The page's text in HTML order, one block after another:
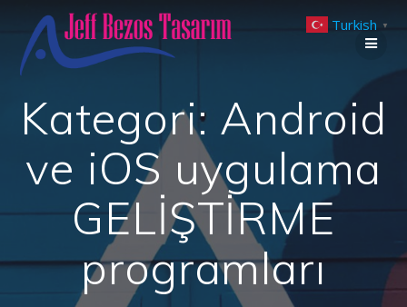
to
Kategori: Android
ve iOS uygulama
GELİŞTİRME
programları
Turkish ▼